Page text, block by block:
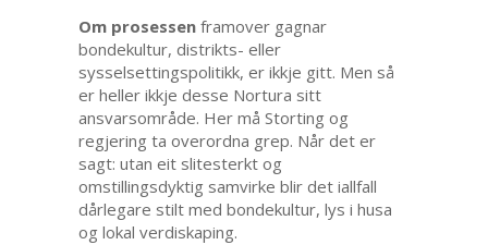
Om prosessen framover gagnar
bondekultur, distrikts- eller
sysselsettingspolitikk, er ikkje gitt. Men så
er heller ikkje desse Nortura sitt
ansvarsområde. Her må Storting og
regjering ta overordna grep. Når det er
sagt: utan eit slitesterkt og
omstillingsdyktig samvirke blir det iallfall
dårlegare stilt med bondekultur, lys i husa
og lokal verdiskaping.